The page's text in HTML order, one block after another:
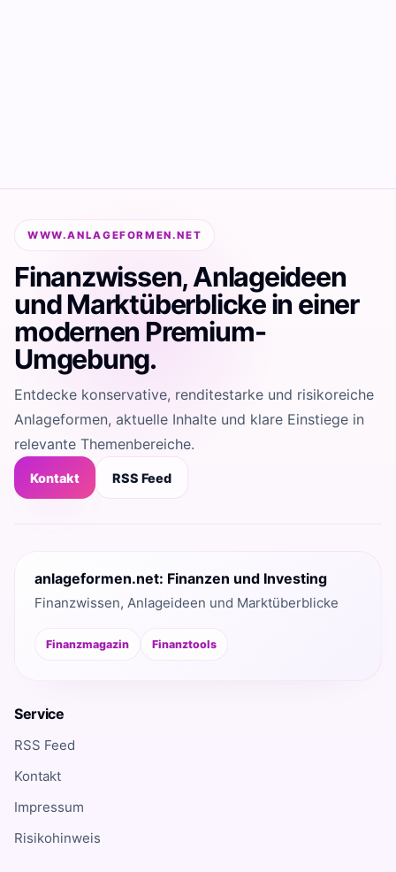
WWW.ANLAGEFORMEN.NET
Finanzwissen, Anlageideen
und Marktüberblicke in einer
modernen Premium-
Umgebung.
Entdecke konservative, renditestarke und risikoreiche
Anlageformen, aktuelle Inhalte und klare Einstiege in
relevante Themenbereiche.
Kontakt RSS Feed
anlageformen.net: Finanzen und Investing
Finanzwissen, Anlageideen und Marktüberblicke
Finanzmagazin Finanztools
Service
RSS Feed
Kontakt
Impressum
Risikohinweis